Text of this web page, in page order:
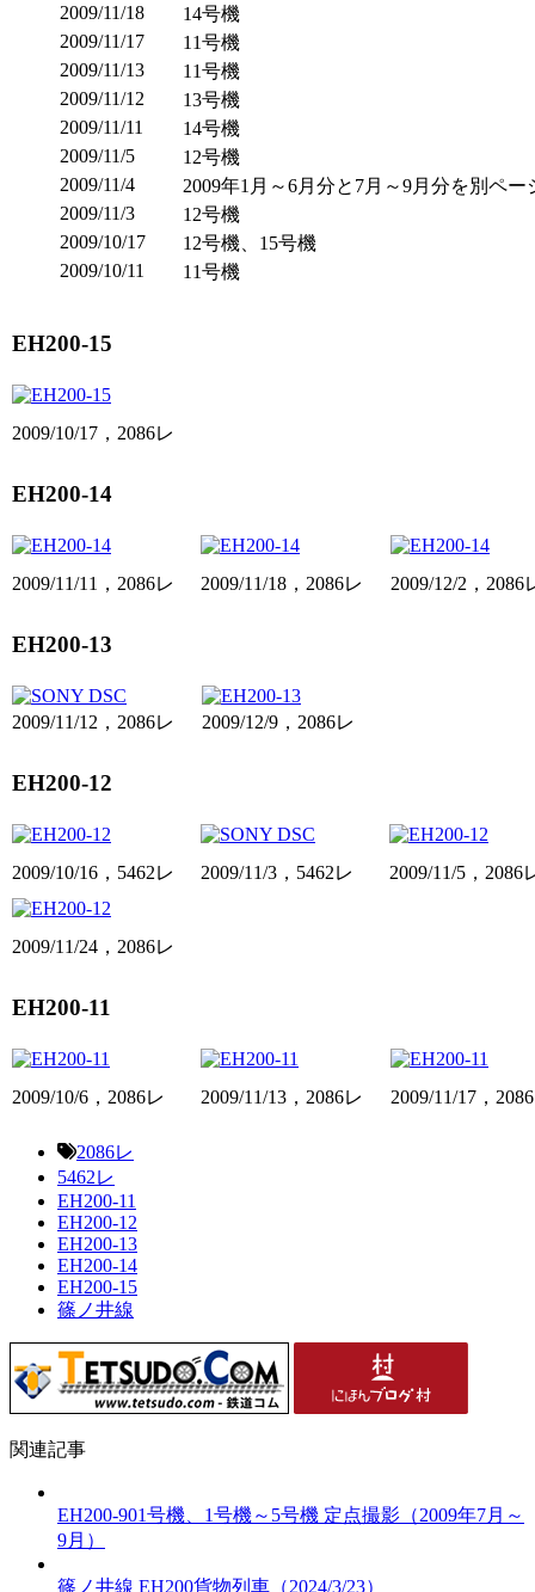
2009/11/18
14号機
2009/11/17
11号機
2009/11/13
11号機
2009/11/12
13号機
2009/11/11
14号機
2009/11/5
12号機
2009/11/4
2009年1月～6月分と7月～9月分を別ペ
2009/11/3
12号機
2009/10/17
12号機、15号機
2009/10/11
11号機
EH200-15
2009/10/17，2086レ
EH200-14
2009/11/11，2086レ 2009/11/18，2086レ 2009/12/2，2086
EH200-13
2009/11/12，2086レ 2009/12/9，2086レ
EH200-12
2009/10/16，5462レ 2009/11/3，5462レ 2009/11/5，2086
2009/11/24，2086レ
EH200-11
2009/10/6，2086レ 2009/11/13，2086レ 2009/11/17，
2086レ
5462レ
EH200-11
EH200-12
EH200-13
EH200-14
EH200-15
篠ノ井線
関連記事
EH200-901号機、1号機～5号機 定点撮影（2009年7月～
9月）
篠ノ井線 EH200貨物列車（2024/3/23）